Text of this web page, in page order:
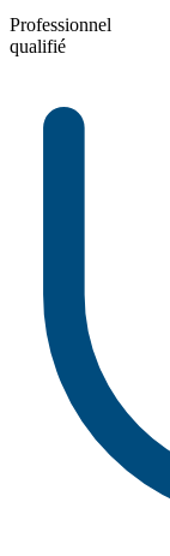
Professionnel
qualifié